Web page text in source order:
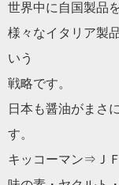
世界中に自国製品
様々なイタリア製
いう
戦略です。
日本も醤油がまさ
す。
キッコーマン⇒Ｊ